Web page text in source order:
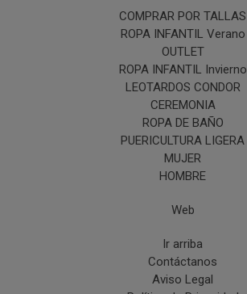
COMPRAR POR TALLAS
ROPA INFANTIL Verano
OUTLET
ROPA INFANTIL Invierno
LEOTARDOS CONDOR
CEREMONIA
ROPA DE BAÑO
PUERICULTURA LIGERA
MUJER
HOMBRE
Web
Ir arriba
Contáctanos
Aviso Legal